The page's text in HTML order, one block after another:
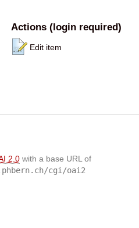
Actions (login required)
Edit item
2.0with a base URL of
cgi/oai2